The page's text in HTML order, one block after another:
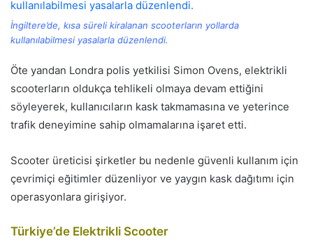
İngiltere’de, kısa süreli kiralanan scooterların yollarda
kullanılabilmesi yasalarla düzenlendi.
Öte yandan Londra polis yetkilisi Simon Ovens, elektrikli
scooterların oldukça tehlikeli olmaya devam ettiğini
söyleyerek, kullanıcıların kask takmamasına ve yeterince
trafik deneyimine sahip olmamalarına işaret etti.
Scooter üreticisi şirketler bu nedenle güvenli kullanım için
çevrimiçi eğitimler düzenliyor ve yaygın kask dağıtımı için
operasyonlara girişiyor.
Türkiye’de Elektrikli Scooter